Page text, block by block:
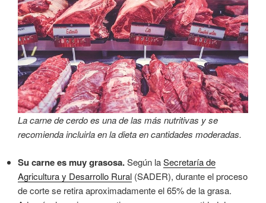
La carne de cerdo es una de las más nutritivas y se
recomienda incluirla en la dieta en cantidades moderadas.
Su carne es muy grasosa.Según laSecretaría de
Agricultura y Desarrollo Rural (SADER), durante el proceso
de corte se retira aproximadamente el 65% de la grasa.